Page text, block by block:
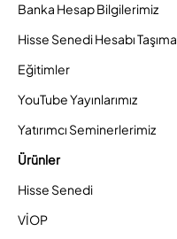
Banka Hesap Bilgilerimiz
Hisse Senedi Hesabı Taşıma
Eğitimler
YouTube Yayınlarımız
Yatırımcı Seminerlerimiz
Ürünler
Hisse Senedi
VİOP